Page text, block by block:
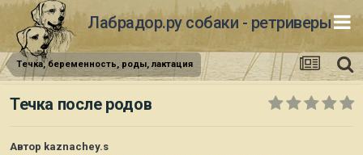
Лабрадор.ру собаки - ретриверы
Течка, беременность, роды, лактация
Течка после родов
Автор kaznachey.s